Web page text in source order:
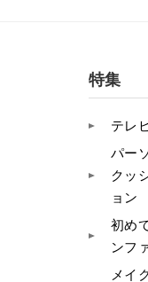
特集
テレ
パー
クッ
ョン
初め
ンフ
メイ